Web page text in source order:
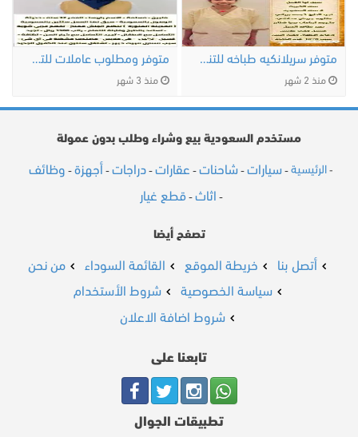
متوفر سريلانكيه طباخه للتنازل ممتازه
منذ 2 شهر
متوفر ومطلوب عاملات للتنازل من جميع …
منذ 3 شهر
مستخدم السعودية بيع وشراء وطلب بدون عمولة
- الرئيسية - سيارات - شاحنات - عقارات - دراجات - أجهزة - وظائف
- اثاث -قطع غيار
تصفح أيضا
أتصل بنا خريطة الموقع القائمة السوداء
من نحن
سياسة الخصوصية
شروط الأستخدام
شروط اضافة الاعلان
تابعنا على
تطبيقات الجوال